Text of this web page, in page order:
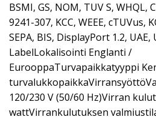
BSMI, GS, NOM, TUV S, WHQL,
9241-307, KCC, WEEE, cTUVus,
SEPA, BIS, DisplayPort 1.2,
LabelLokalisointi Englanti /
EurooppaTurvapaikkatyyppi
120/230 V (50/60 Hz)Virran
wattVirrankulutuksen